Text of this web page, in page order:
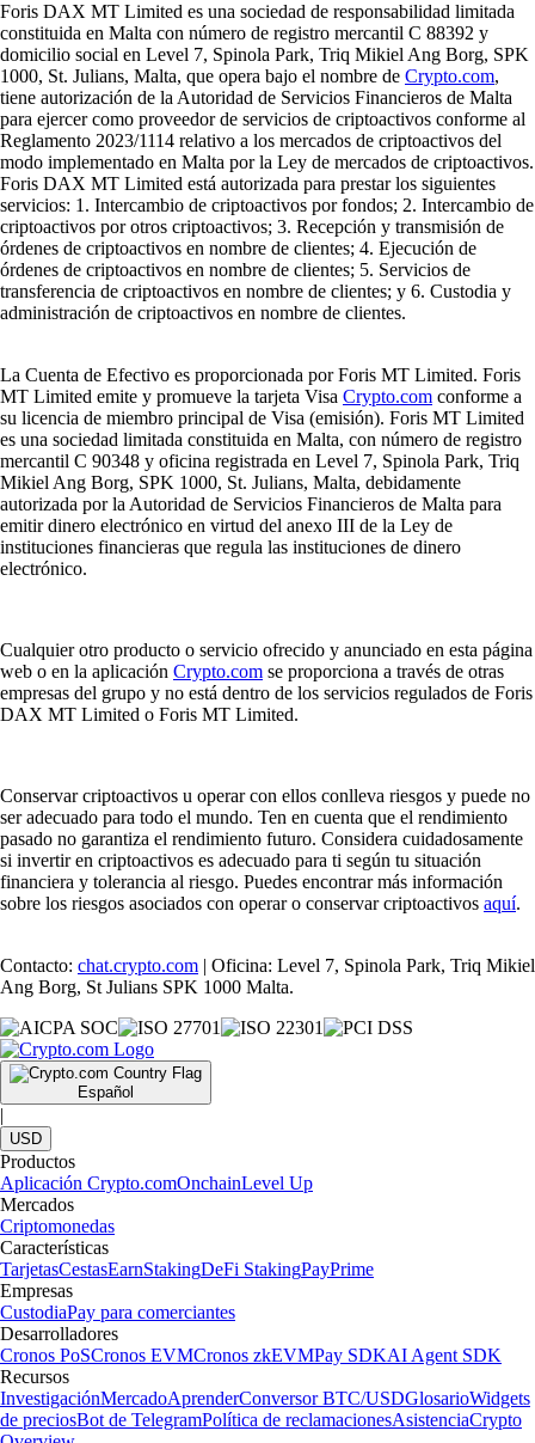
Foris DAX MT Limited es una sociedad de responsabilidad limitada
constituida en Malta con número de registro mercantil C 88392 y
domicilio social en Level 7, Spinola Park, Triq Mikiel Ang Borg, SPK
1000, St. Julians, Malta, que opera bajo el nombre de Crypto.com,
tiene autorización de la Autoridad de Servicios Financieros de Malta
para ejercer como proveedor de servicios de criptoactivos conforme al
Reglamento 2023/1114 relativo a los mercados de criptoactivos del
modo implementado en Malta por la Ley de mercados de criptoactivos.
Foris DAX MT Limited está autorizada para prestar los siguientes
servicios: 1. Intercambio de criptoactivos por fondos; 2. Intercambio de
criptoactivos por otros criptoactivos; 3. Recepción y transmisión de
órdenes de criptoactivos en nombre de clientes; 4. Ejecución de
órdenes de criptoactivos en nombre de clientes; 5. Servicios de
transferencia de criptoactivos en nombre de clientes; y 6. Custodia y
administración de criptoactivos en nombre de clientes.
La Cuenta de Efectivo es proporcionada por Foris MT Limited. Foris
MT Limited emite y promueve la tarjeta Visa Crypto.com conforme a
su licencia de miembro principal de Visa (emisión). Foris MT Limited
es una sociedad limitada constituida en Malta, con número de registro
mercantil C 90348 y oficina registrada en Level 7, Spinola Park, Triq
Mikiel Ang Borg, SPK 1000, St. Julians, Malta, debidamente
autorizada por la Autoridad de Servicios Financieros de Malta para
emitir dinero electrónico en virtud del anexo III de la Ley de
instituciones financieras que regula las instituciones de dinero
electrónico.
Cualquier otro producto o servicio ofrecido y anunciado en esta página
web o en la aplicación Crypto.com se proporciona a través de otras
empresas del grupo y no está dentro de los servicios regulados de Foris
DAX MT Limited o Foris MT Limited.
Conservar criptoactivos u operar con ellos conlleva riesgos y puede no
ser adecuado para todo el mundo. Ten en cuenta que el rendimiento
pasado no garantiza el rendimiento futuro. Considera cuidadosamente
si invertir en criptoactivos es adecuado para ti según tu situación
financiera y tolerancia al riesgo. Puedes encontrar más información
sobre los riesgos asociados con operar o conservar criptoactivos aquí.
Contacto: chat.crypto.com | Oficina: Level 7, Spinola Park, Triq Mikiel
Ang Borg, St Julians SPK 1000 Malta.
Español
|
USD
Productos
Aplicación Crypto.comOnchainLevel Up
Mercados
Criptomonedas
Características
TarjetasCestasEarnStakingDeFi StakingPayPrime
Empresas
CustodiaPay para comerciantes
Desarrolladores
Cronos PoSCronos EVMCronos zkEVMPay SDKAI Agent SDK
Recursos
InvestigaciónMercadoAprenderConversor BTC/USDGlosarioWidgets
de preciosBot de TelegramPolítica de reclamacionesAsistenciaCrypto